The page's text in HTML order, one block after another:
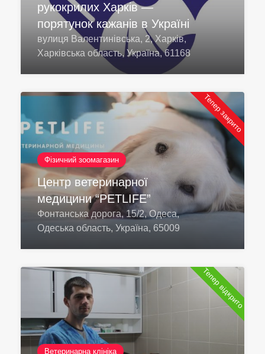
рукокрилих Харків —
порятунок кажанів в Україні
вулиця Валентинівська, 2, Харків,
Харківська область, Україна, 61168
Тепер закрито
Фізичний зоомагазин
Центр ветеринарної
медицини “PETLIFE”
Фонтанська дорога, 15/2, Одеса,
Одеська область, Україна, 65009
Тепер відкрито
Ветеринарна клініка